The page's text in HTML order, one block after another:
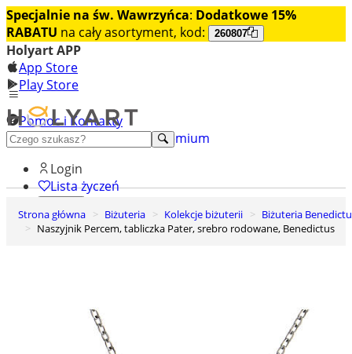
Specjalnie na św. Wawrzyńca: Dodatkowe 15%
RABATU na cały asortyment, kod: 260807
Holyart APP
App Store
Play Store
Pomoc i Kontakty
+48 222 922 860
Odkryj premium
Login
Lista życzeń
0
Koszyk
Strona główna Biżuteria Kolekcje biżuterii
Biżuteria
Naszyjnik Percem, tabliczka Pater, srebro rodowane, Benedictus